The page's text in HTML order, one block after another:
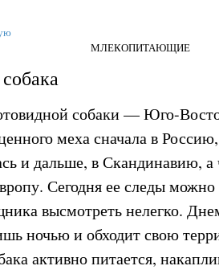
МЛЕКОПИТАЮЩИЕ
собаки — Юго-
меха сначала в
и дальше, в Скандинавию,
Сегодня ее следы можно
высмотреть нелегко.
ночью и обходит свою
активно питается,